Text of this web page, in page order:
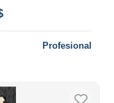
Profesional